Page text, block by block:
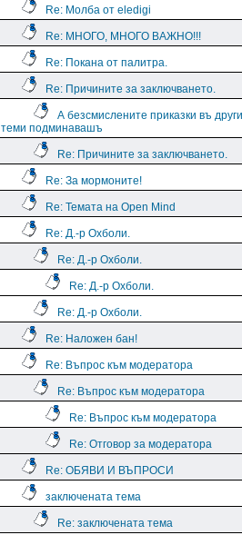
Re: Молба от eledigi
Re: МНОГО, МНОГО ВАЖНО!!!
Re: Покана от палитра.
Re: Причините за заключването.
А безсмислените приказки въ други
теми подминавашъ
Re: Причините за заключването.
Re: За мормоните!
Re: Темата на Open Mind
Re: Д.-р Охболи.
Re: Д.-р Охболи.
Re: Д.-р Охболи.
Re: Д.-р Охболи.
Re: Наложен бан!
Re: Въпрос към модератора
Re: Въпрос към модератора
Re: Въпрос към модератора
Re: Отговор за модератора
Re: ОБЯВИ И ВЪПРОСИ
заключената тема
Re: заключената тема